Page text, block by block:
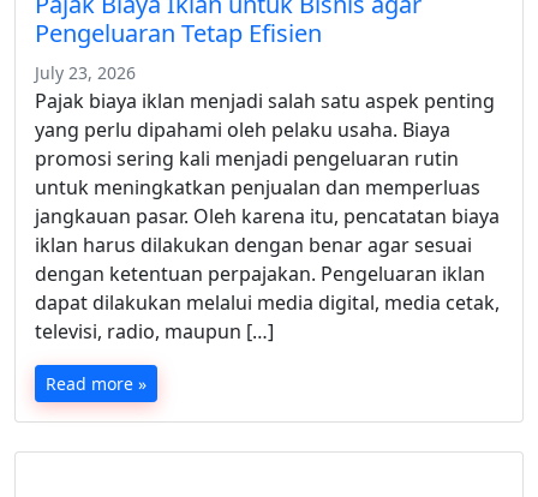
Pengeluaran Tetap Efisien
July 23, 2026
Pajak biaya iklan menjadi salah satu aspek penting
yang perlu dipahami oleh pelaku usaha. Biaya
promosi sering kali menjadi pengeluaran rutin
untuk meningkatkan penjualan dan memperluas
jangkauan pasar. Oleh karena itu, pencatatan biaya
iklan harus dilakukan dengan benar agar sesuai
dengan ketentuan perpajakan. Pengeluaran iklan
dapat dilakukan melalui media digital, media cetak,
televisi, radio, maupun […]
Read more »